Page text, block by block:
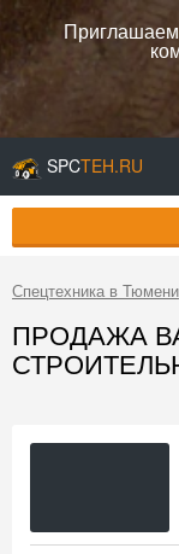
Приглашаем
SPCTEH.RU
Спецтехника в Тюмени
ПРОДАЖА